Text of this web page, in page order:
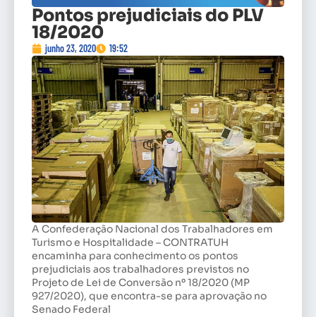
Pontos prejudiciais do PLV
18/2020
junho 23, 2020 19:52
A Confederação Nacional dos Trabalhadores em
Turismo e Hospitalidade – CONTRATUH
encaminha para conhecimento os pontos
prejudiciais aos trabalhadores previstos no
Projeto de Lei de Conversão nº 18/2020 (MP
927/2020), que encontra-se para aprovação no
Senado Federal